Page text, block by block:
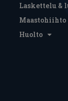
Laskettelu &
Maastohiihto
Huolto